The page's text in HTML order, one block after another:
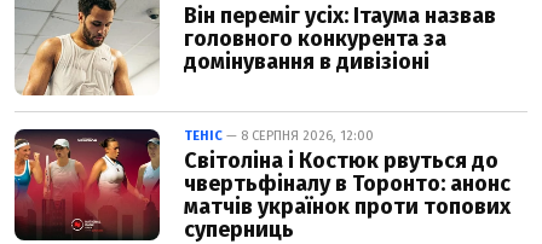
Він переміг усіх: Ітаума назвав
головного конкурента за
домінування в дивізіоні
ТЕНІС — 8 СЕРПНЯ 2026, 12:00
Світоліна і Костюк рвуться до
чвертьфіналу в Торонто: анонс
матчів українок проти топових
суперниць